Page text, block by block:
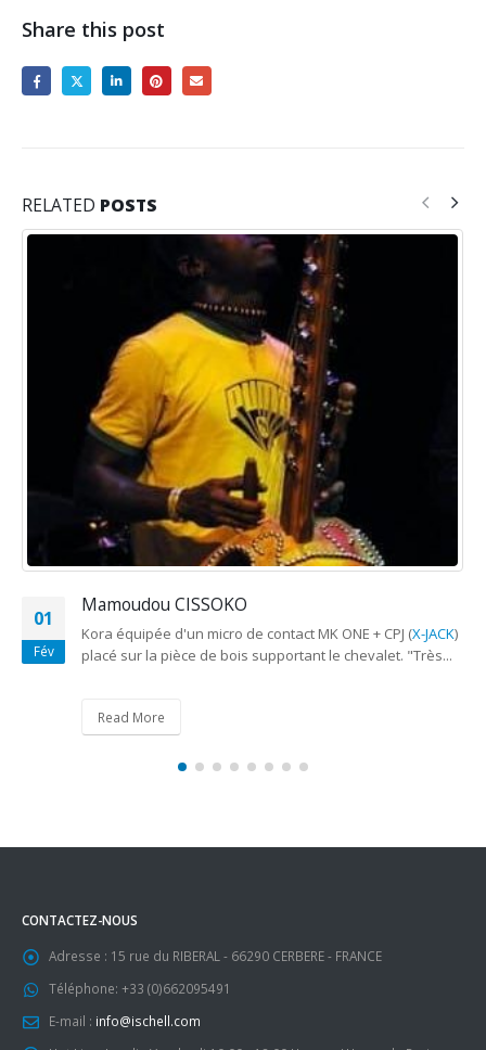
Share this post
RELATED POSTS
01
Fév
Mamoudou CISSOKO
Kora équipée d'un micro de contact MK ONE + CPJ (X-JACK)
placé sur la pièce de bois supportant le chevalet. "Très...
Read More
CONTACTEZ-NOUS
Adresse : 15 rue du RIBERAL - 66290 CERBERE - FRANCE
Téléphone: +33 (0)662095491
E-mail : info@ischell.com